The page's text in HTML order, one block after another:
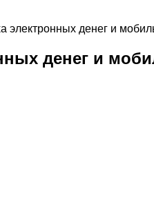
электронных денег и
денег и